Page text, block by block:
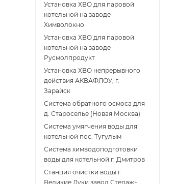
Установка ХВО для паровой
котельной на заводе
Химволокно
Установка ХВО для паровой
котельной на заводе
Русмолпродукт
Установка ХВО непрерывного
действия АКВАФЛОУ, г.
Зарайск
Система обратного осмоса для
д. Староселье (Новая Москва)
Система умягчения воды для
котельной пос. Тугулым
Система химводоподготовки
воды для котельной г. Дмитров
Станция очистки воды г.
Великие Луки завод Стелаж+